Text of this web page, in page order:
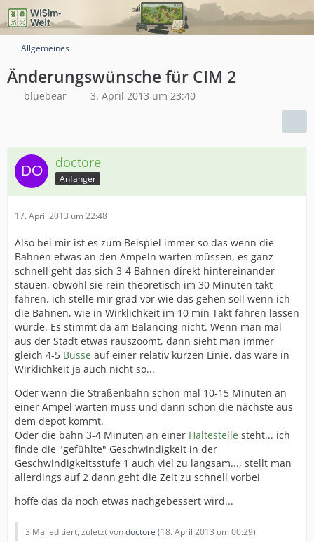
Allgemeines
Änderungswünsche für CIM 2
bluebear 3. April 2013 um 23:40
doctore
Anfänger
17. April 2013 um 22:48
Also bei mir ist es zum Beispiel immer so das wenn die
Bahnen etwas an den Ampeln warten müssen, es ganz
schnell geht das sich 3-4 Bahnen direkt hintereinander
stauen, obwohl sie rein theoretisch im 30 Minuten takt
fahren. ich stelle mir grad vor wie das gehen soll wenn ich
die Bahnen, wie in Wirklichkeit im 10 min Takt fahren lassen
würde. Es stimmt da am Balancing nicht. Wenn man mal
aus der Stadt etwas rauszoomt, dann sieht man immer
gleich 4-5 Busse auf einer relativ kurzen Linie, das wäre in
Wirklichkeit ja auch nicht so...
Oder wenn die Straßenbahn schon mal 10-15 Minuten an
einer Ampel warten muss und dann schon die nächste aus
dem depot kommt.
Oder die bahn 3-4 Minuten an einer Haltestelle steht... ich
finde die "gefühlte" Geschwindigkeit in der
Geschwindigkeitsstufe 1 auch viel zu langsam..., stellt man
allerdings auf 2 dann geht die Zeit zu schnell vorbei
hoffe das da noch etwas nachgebessert wird...
3 Mal editiert, zuletzt vondoctore (18. April 2013 um 00:29)